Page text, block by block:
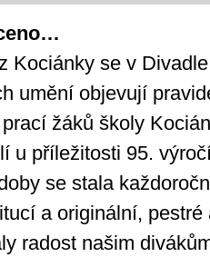
Kociánky se v
umění objevují
žáků školy
u příležitosti 95.
se stala
a originální, pestré
radost našim